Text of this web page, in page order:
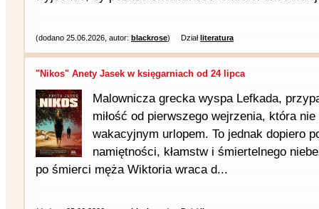
(dodano 25.06.2026, autor: blackrose) Działliteratura
"Nikos" Anety Jasek w księgarniach od 24 lipca
Malownicza grecka wyspa Lefkada,
miłość od pierwszego wejrzenia, która
wakacyjnym urlopem. To jednak dopiero
namiętności, kłamstw i śmiertelnego
po śmierci męża Wiktoria wraca d...